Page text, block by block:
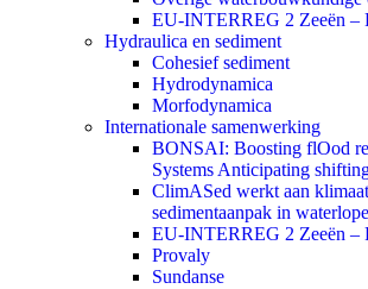
EU-INTERREG 2 Zeeën –
Hydraulica en sediment
Cohesief sediment
Hydrodynamica
Morfodynamica
Internationale samenwerking
BONSAI: Boosting flOod
Systems Anticipating
ClimASed werkt aan
sedimentaanpak in
EU-INTERREG 2 Zeeën –
Provaly
Sundanse